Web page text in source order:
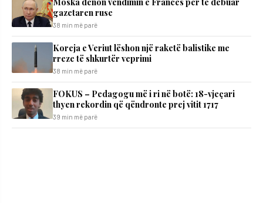
gazetaren ruse
38 min më parë
Koreja e Veriut lëshon një raketë balistike me
rreze të shkurtër veprimi
38 min më parë
FOKUS – Pedagogu më i ri në botë: 18-vjeçari
thyen rekordin që qëndronte prej vitit 1717
39 min më parë